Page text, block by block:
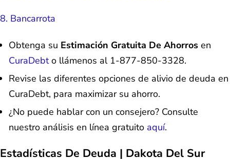
8. Bancarrota
Obtenga su Estimación Gratuita De Ahorros en
CuraDebto llámenos al 1-877-850-3328.
Revise las diferentes opciones de alivio de deuda en
CuraDebt, para maximizar su ahorro.
¿No puede hablar con un consejero? Consulte
nuestro análisis en línea gratuito aquí.
Estadísticas De Deuda | Dakota Del Sur